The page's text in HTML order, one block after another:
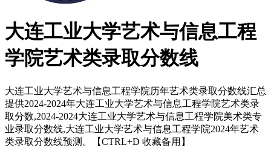
大连工业大学艺术与信息工程
学院艺术类录取分数线
大连工业大学艺术与信息工程学院历年艺术类录取分数线汇总
提供2024-2024年大连工业大学艺术与信息工程学院艺术类录
取分数,2024-2024大连工业大学艺术与信息工程学院美术类专
业录取分数线,大连工业大学艺术与信息工程学院2024年艺术
类录取分数线预测。【CTRL+D 收藏备用】